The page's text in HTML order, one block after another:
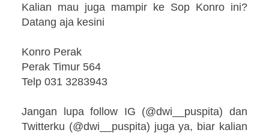
Kalian mau juga mampir ke Sop Konro ini?
Datang aja kesini
Konro Perak
Perak Timur 564
Telp 031 3283943
Jangan lupa follow IG (@dwi__puspita) dan
Twitterku (@dwi__puspita) juga ya, biar kalian